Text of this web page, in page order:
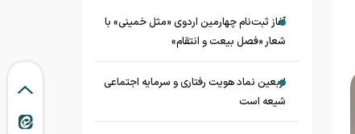
آغاز ثبت‌نام چهارمین اردوی «مثل خمینی» با
شعار «فصل بیعت و انتقام»
اربعین نماد هویت رفتاری و سرمایه اجتماعی
شیعه است